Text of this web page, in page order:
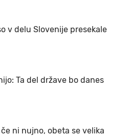
v delu Slovenije presekale
Ta del države bo danes
ni nujno, obeta se velika